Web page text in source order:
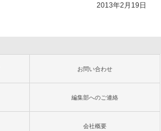
2013年2月19日
お問い合わせ
編集部へのご連絡
会社概要